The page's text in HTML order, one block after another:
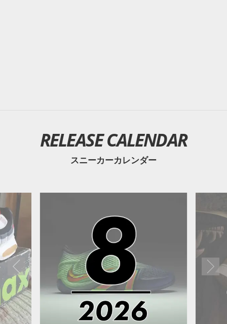
RELEASE CALENDAR
スニーカーカレンダー